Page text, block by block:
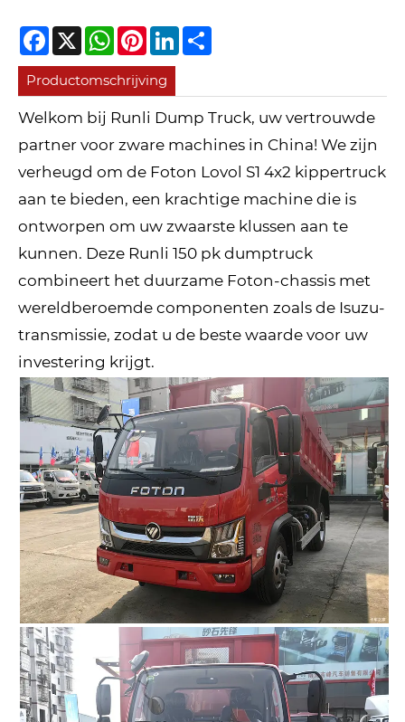
Facebook
X WhatsApp
PinterestLinkedIn
Productomschrijving
Welkom bij Runli Dump Truck, uw vertrouwde
partner voor zware machines in China! We zijn
verheugd om de Foton Lovol S1 4x2 kippertruck
aan te bieden, een krachtige machine die is
ontworpen om uw zwaarste klussen aan te
kunnen. Deze Runli 150 pk dumptruck
combineert het duurzame Foton-chassis met
wereldberoemde componenten zoals de Isuzu-
transmissie, zodat u de beste waarde voor uw
investering krijgt.